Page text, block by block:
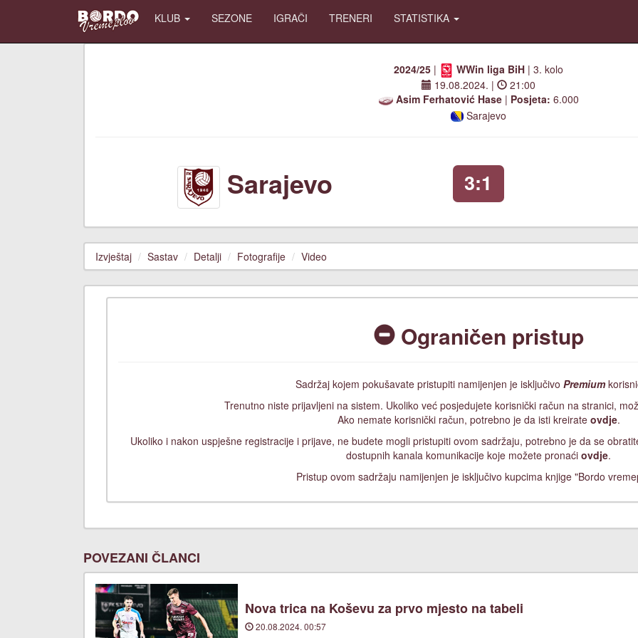
KLUB SEZONE IGRAČI TRENERI STATISTIKA
2024/25 | WWin liga BiH | 3. kolo
19.08.2024. |
21:00
Asim Ferhatović Hase| Posjeta: 6.000
Sarajevo
Sarajevo 3:1
Izvještaj Sastav Detalji Fotografije Video
Ograničen pristup
Sadržaj kojem pokušavate pristupiti namijenjen je isključivo Premium
Trenutno niste prijavljeni na sistem. Ukoliko već posjedujete korisnički račun na stranici,
Ako nemate korisnički račun, potrebno je da isti kreirate ovdje.
Ukoliko i nakon uspješne registracije i prijave, ne budete mogli pristupiti ovom sadržaju, potrebno je da se
dostupnih kanala komunikacije koje možete pronaći ovdje.
Pristup ovom sadržaju namijenjen je isključivo kupcima knjige "Bordo
POVEZANI ČLANCI
Nova trica na Koševu za prvo mjesto na tabeli
20.08.2024. 00:57